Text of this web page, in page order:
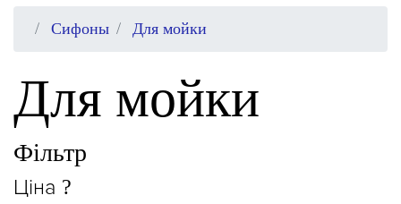
Сифоны Для мойки
Для мойки
Фільтр
Ціна ?